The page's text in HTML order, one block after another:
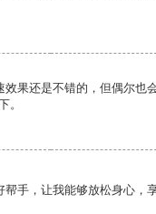
效果还是不错的，但偶尔也
。
手，让我能够放松身心，